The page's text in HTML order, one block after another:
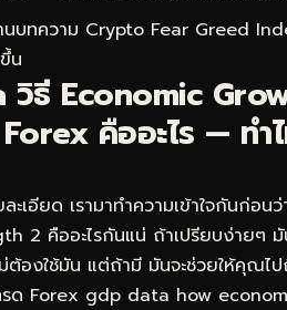
บทความ Crypto Fear Greed
น
วิธี Economic
คืออะไร — ทำ
ละเอียด เรามาทำความเข้าใจกัน
2 คืออะไรกันแน่ ถ้าเปรียบง่ายๆ
ต้องใช้มัน แต่ถ้ามี มันจะช่วยให้คุณไ
ทรด Forex gdp data how